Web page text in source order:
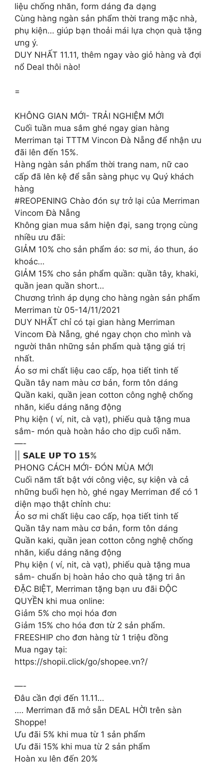
liệu chống nhăn, form dáng đa dạng
Cùng hàng ngàn sản phẩm thời trang mặc nhà,
phụ kiện… giúp bạn thoải mái lựa chọn quà tặng
ưng ý.
DUY NHẤT 11.11, thêm ngay vào giỏ hàng và đợi
nổ Deal thôi nào!
=
KHÔNG GIAN MỚI- TRẢI NGHIỆM MỚI
Cuối tuần mua sắm ghé ngay gian hàng
Merriman tại TTTM Vincon Đà Nẵng để nhận ưu
đãi lên đến 15%.
Hàng ngàn sản phẩm thời trang nam, nữ cao
cấp đã lên kệ để sẵn sàng phục vụ Quý khách
hàng
#REOPENING Chào đón sự trở lại của Merriman
Vincom Đà Nẵng
️Không gian mua sắm hiện đại, sang trọng cùng
nhiều ưu đãi:
GIẢM 10% cho sản phẩm áo: sơ mi, áo thun, áo
khoác…
GIẢM 15% cho sản phẩm quần: quần tây, khaki,
quần jean quần short…
Chương trình áp dụng cho hàng ngàn sản phẩm
Merriman từ 05-14/11/2021
DUY NHẤT chỉ có tại gian hàng Merriman
Vincom Đà Nẵng, ghé ngay chọn cho mình và
người thân những sản phẩm quà tặng giá trị
nhất.
Áo sơ mi chất liệu cao cấp, họa tiết tinh tế
Quần tây nam màu cơ bản, form tôn dáng
Quần kaki, quần jean cotton công nghệ chống
nhăn, kiểu dáng năng động
Phụ kiện ( ví, nit, cà vạt), phiếu quà tặng mua
sắm- món quà hoàn hảo cho dịp cuối năm.
—-
|| 𝗦𝗔𝗟𝗘 𝗨𝗣 𝗧𝗢 𝟭𝟱%
PHONG CÁCH MỚI- ĐÓN MÙA MỚI
Cuối năm tất bật với công việc, sự kiện và cả
những buổi hẹn hò, ghé ngay Merriman để có 1
diện mạo thật chỉnh chu:
Áo sơ mi chất liệu cao cấp, họa tiết tinh tế
Quần tây nam màu cơ bản, form tôn dáng
Quần kaki, quần jean cotton công nghệ chống
nhăn, kiểu dáng năng động
Phụ kiện ( ví, nit, cà vạt), phiếu quà tặng mua
sắm- chuẩn bị hoàn hảo cho quà tặng tri ân
ĐẶC BIỆT, Merriman tặng bạn ưu đãi ĐỘC
QUYỀN khi mua online:
Giảm 5% cho mọi hóa đơn
Giảm 15% cho hóa đơn từ 2 sản phẩm.
FREESHIP cho đơn hàng từ 1 triệu đồng
Mua ngay tại:
https://shopii.click/go/shopee.vn?/
—-
Đâu cần đợi đến 11.11…
…. Merriman đã mở sẵn DEAL HỜI trên sàn
Shoppe!
Ưu đãi 5% khi mua từ 1 sản phẩm
Ưu đãi 15% khi mua từ 2 sản phẩm
Hoàn xu lên đến 20%